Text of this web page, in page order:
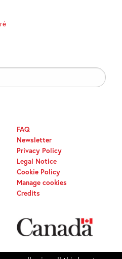
FAQ
Newsletter
Privacy Policy
Legal Notice
Cookie Policy
Manage cookies
Credits